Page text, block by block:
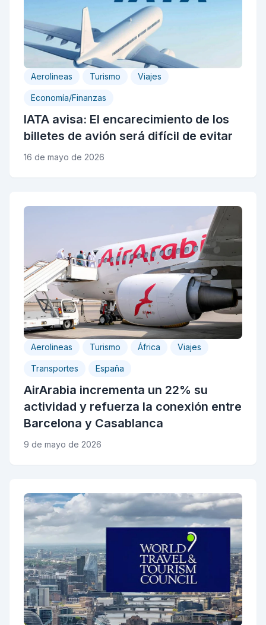
Aerolineas Turismo Viajes
Economía/Finanzas
IATA avisa: El encarecimiento de los
billetes de avión será difícil de evitar
16 de mayo de 2026
Aerolineas Turismo África Viajes
Transportes España
AirArabia incrementa un 22% su
actividad y refuerza la conexión entre
Barcelona y Casablanca
9 de mayo de 2026